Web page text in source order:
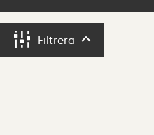
Filtrera Filtrera